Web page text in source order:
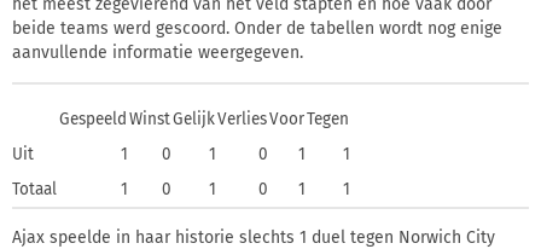
het meest zegevierend van het veld stapten en hoe vaak door
beide teams werd gescoord. Onder de tabellen wordt nog enige
aanvullende informatie weergegeven.
Gespeeld WinstGelijkVerliesVoorTegen
Uit
1 0 1 0 1
1
Totaal
1 0 1 0 1 1
Ajax speelde in haar historie slechts 1 duel tegen Norwich City